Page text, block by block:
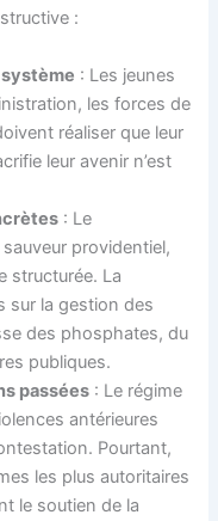
:
: Les jeunes
les forces de
réaliser que leur
leur avenir n’est
: Le
providentiel,
structurée. La
sur la gestion des
des phosphates, du
publiques.
passées : Le régime
antérieures
Pourtant,
les plus autoritaires
le soutien de la